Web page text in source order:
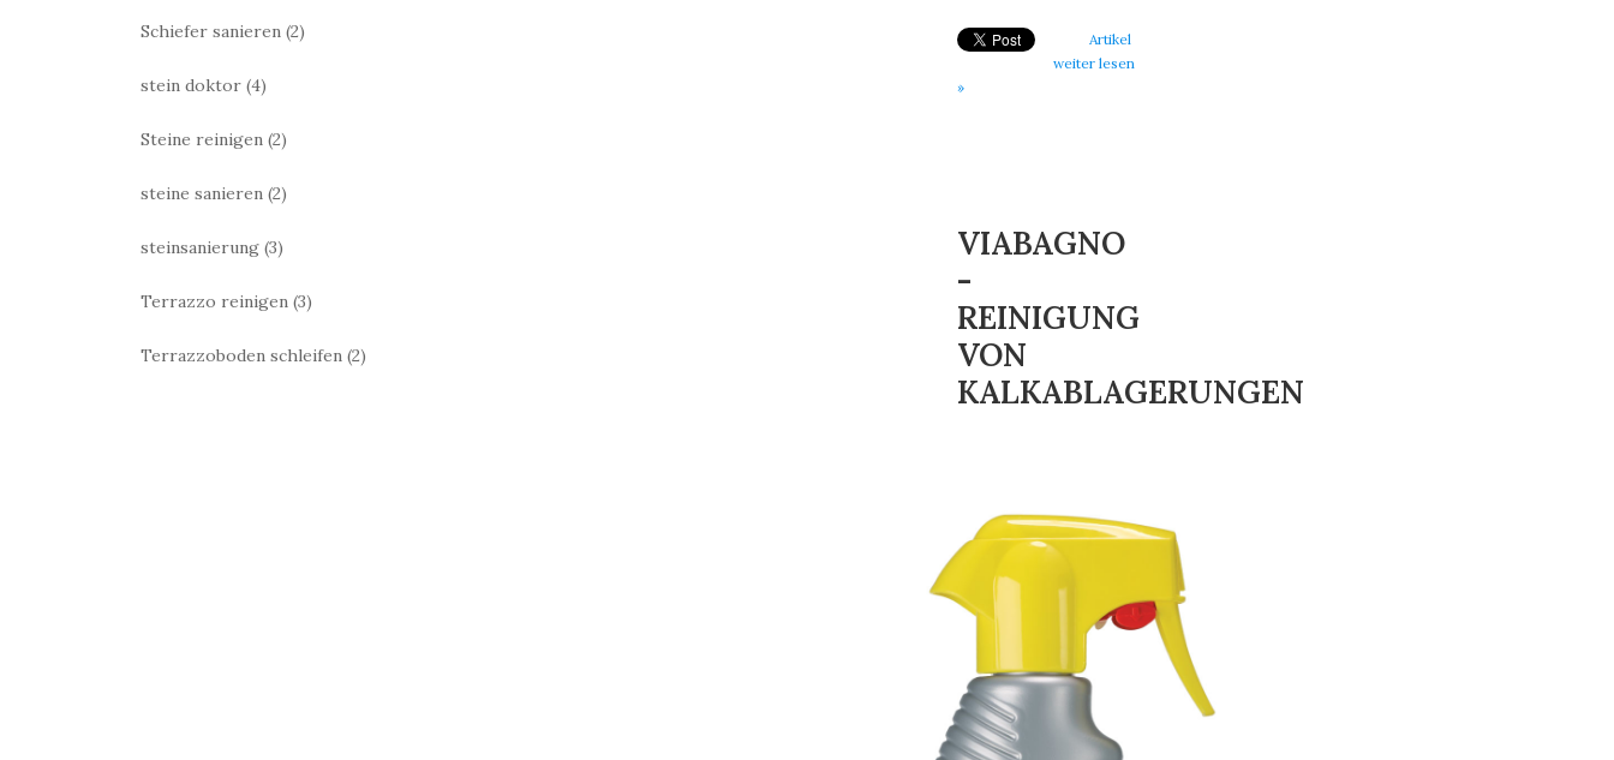
Artikel
weiter lesen
»
VIABAGNO
-
REINIGUNG
VON
KALKABLAGERUNGEN
Schiefer sanieren (2)
stein doktor (4)
Steine reinigen (2)
steine sanieren (2)
steinsanierung (3)
Terrazzo reinigen (3)
Terrazzoboden schleifen (2)